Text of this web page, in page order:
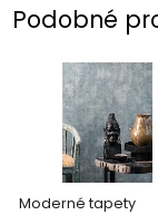
Podobné
Moderné tapety